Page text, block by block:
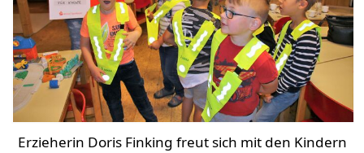
Erzieherin Doris Finking freut sich mit den Kindern